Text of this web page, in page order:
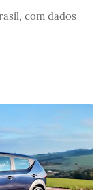
com dados